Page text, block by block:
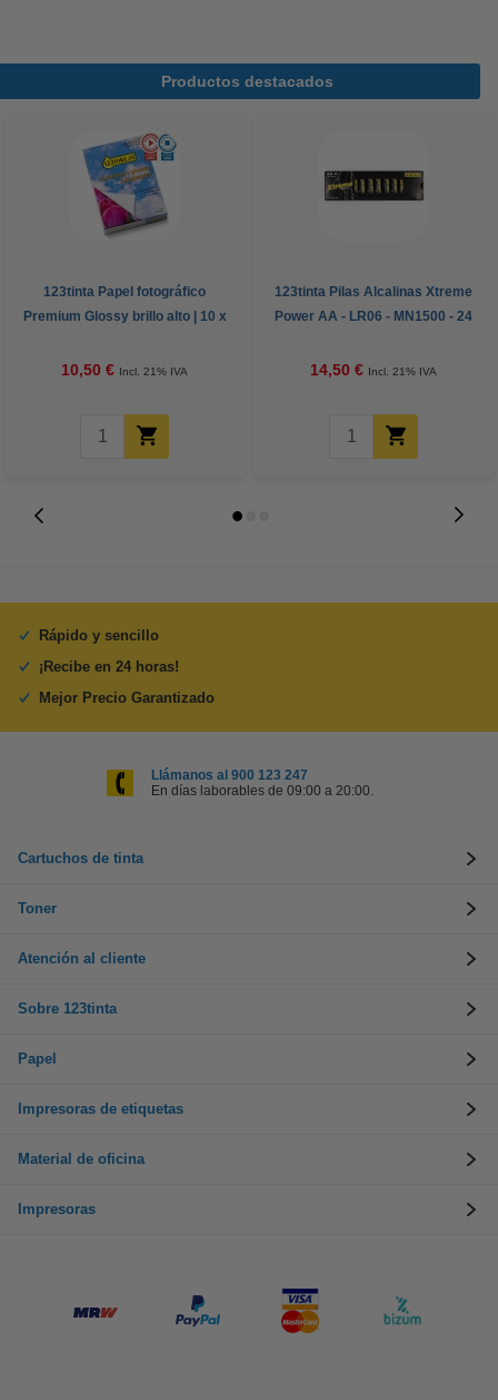
Productos destacados
123tinta Papel fotográfico
Premium Glossy brillo alto | 10 x
10,50 € Incl. 21% IVA
123tinta Pilas Alcalinas Xtreme
Power AA - LR06 - MN1500 - 24
14,50 € Incl. 21% IVA
Rápido y sencillo
¡Recibe en 24 horas!
Mejor Precio Garantizado
Llámanos al 900 123 247
En días laborables de 09:00 a 20:00.
Cartuchos de tinta
Toner
Atención al cliente
Sobre 123tinta
Papel
Impresoras de etiquetas
Material de oficina
Impresoras